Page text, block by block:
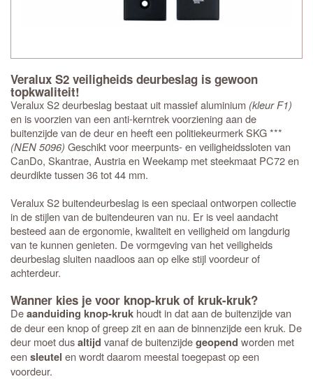
Veralux S2 veiligheids deurbeslag is gewoon
topkwaliteit!
Veralux S2 deurbeslag bestaat uit massief aluminium (kleur F1)
en is voorzien van een anti-kerntrek voorziening aan de
buitenzijde van de deur en heeft een politiekeurmerk SKG ***
(NEN 5096) Geschikt voor meerpunts- en veiligheidssloten van
CanDo, Skantrae, Austria en Weekamp met steekmaat PC72 en
deurdikte tussen 36 tot 44 mm.
Veralux S2 buitendeurbeslag is een speciaal ontworpen collectie
in de stijlen van de buitendeuren van nu. Er is veel aandacht
besteed aan de ergonomie, kwaliteit en veiligheid om langdurig
van te kunnen genieten. De vormgeving van het veiligheids
deurbeslag sluiten naadloos aan op elke stijl voordeur of
achterdeur.
Wanner kies je voor knop-kruk of kruk-kruk?
Deaanduiding knop-kruk houdt in dat aan de buitenzijde van
de deur een knop of greep zit en aan de binnenzijde een kruk. De
deur moet dusaltijd vanaf de buitenzijdegeopend worden met
eensleutel en wordt daarom meestal toegepast op een
voordeur.